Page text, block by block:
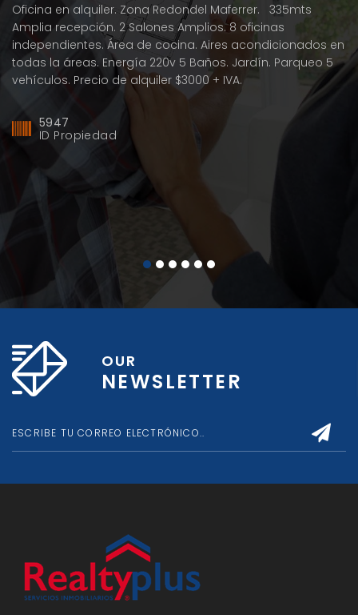
Oficina en alquiler. Zona Redondel Maferrer. 335mts
Amplia recepción. 2 Salones Amplios. 8 oficinas
independientes. Área de cocina. Aires acondicionados en
todas la áreas. Energía 220v 5 Baños. Jardín. Parqueo 5
vehículos. Precio de alquiler $3000 + IVA.
5947
ID Propiedad
OUR
NEWSLETTER